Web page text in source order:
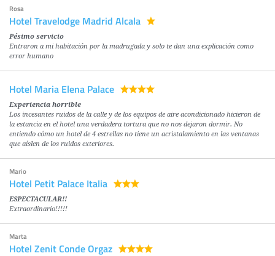
Rosa
Hotel Travelodge Madrid Alcala
Pésimo servicio
Entraron a mi habitación por la madrugada y solo te dan una explicación como
error humano
Hotel Maria Elena Palace
Experiencia horrible
Los incesantes ruidos de la calle y de los equipos de aire acondicionado hicieron de
la estancia en el hotel una verdadera tortura que no nos dejaron dormir. No
entiendo cómo un hotel de 4 estrellas no tiene un acristalamiento en las ventanas
que aíslen de los ruidos exteriores.
Mario
Hotel Petit Palace Italia
ESPECTACULAR!!
Extraordinario!!!!!
Marta
Hotel Zenit Conde Orgaz